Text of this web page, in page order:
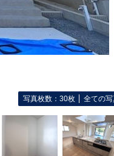
写真枚数：30枚 全ての